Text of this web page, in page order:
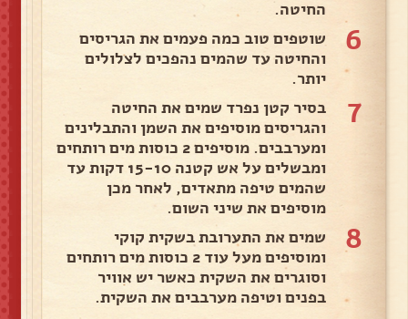
החיטה.
6
שוטפים טוב כמה פעמים את הגריסים
והחיטה עד שהמים נהפכים לצלולים
יותר.
7
בסיר קטן נפרד שמים את החיטה
והגריסים מוסיפים את השמן והתבלינים
ומערבבים. מוסיפים 2 כוסות מים רותחים
ומבשלים על אש קטנה 15-10 דקות עד
שהמים טיפה מתאדים, לאחר מכן
מוסיפים את שיני השום.
8
שמים את התערובת בשקית קוקי
ומוסיפים מעל עוד 2 כוסות מים רותחים
וסוגרים את השקית כאשר יש אוויר
בפנים וטיפה מערבבים את השקית.